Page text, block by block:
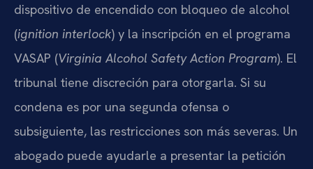
dispositivo de encendido con bloqueo de alcohol
(ignition interlock) y la inscripción en el programa
VASAP (Virginia Alcohol Safety Action Program). El
tribunal tiene discreción para otorgarla. Si su
condena es por una segunda ofensa o
subsiguiente, las restricciones son más severas. Un
abogado puede ayudarle a presentar la petición